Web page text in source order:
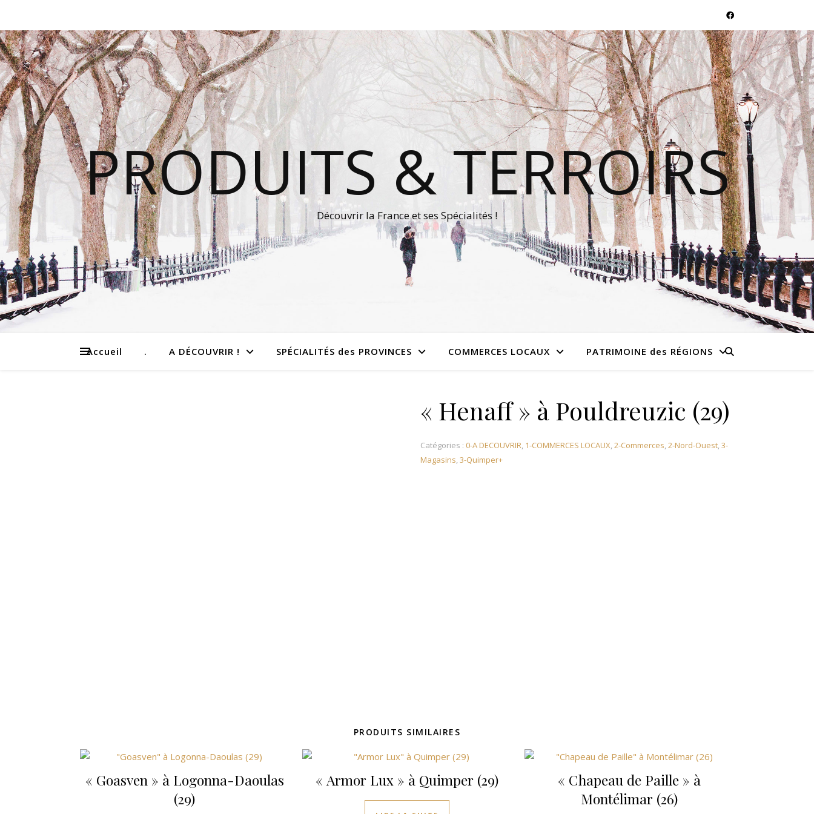
PRODUITS & TERROIRS
Découvrir la France et ses Spécialités !
Accueil . A DÉCOUVRIR ! SPÉCIALITÉS des PROVINCES COMMERCES LOCAUX PATRIMOINE des RÉGIONS
« Henaff » à Pouldreuzic (29)
Catégories : 0-A DECOUVRIR, 1-COMMERCES LOCAUX,2-Commerces,2-Nord-Ouest,3-
Magasins,3-Quimper+
PRODUITS SIMILAIRES
« Goasven » à Logonna-Daoulas
(29)
« Armor Lux » à Quimper (29)
« Chapeau de Paille » à
Montélimar (26)